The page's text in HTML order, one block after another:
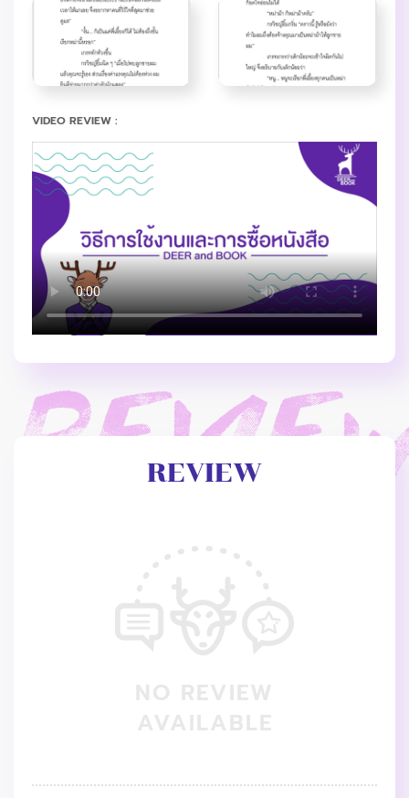
VIDEO REVIEW :
REVIEW